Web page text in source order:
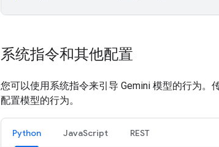
系统指令和其他配置
您可以使用系统指令来引导 Gemini 模型的行为。
配置模型的行为。
Python JavaScript REST